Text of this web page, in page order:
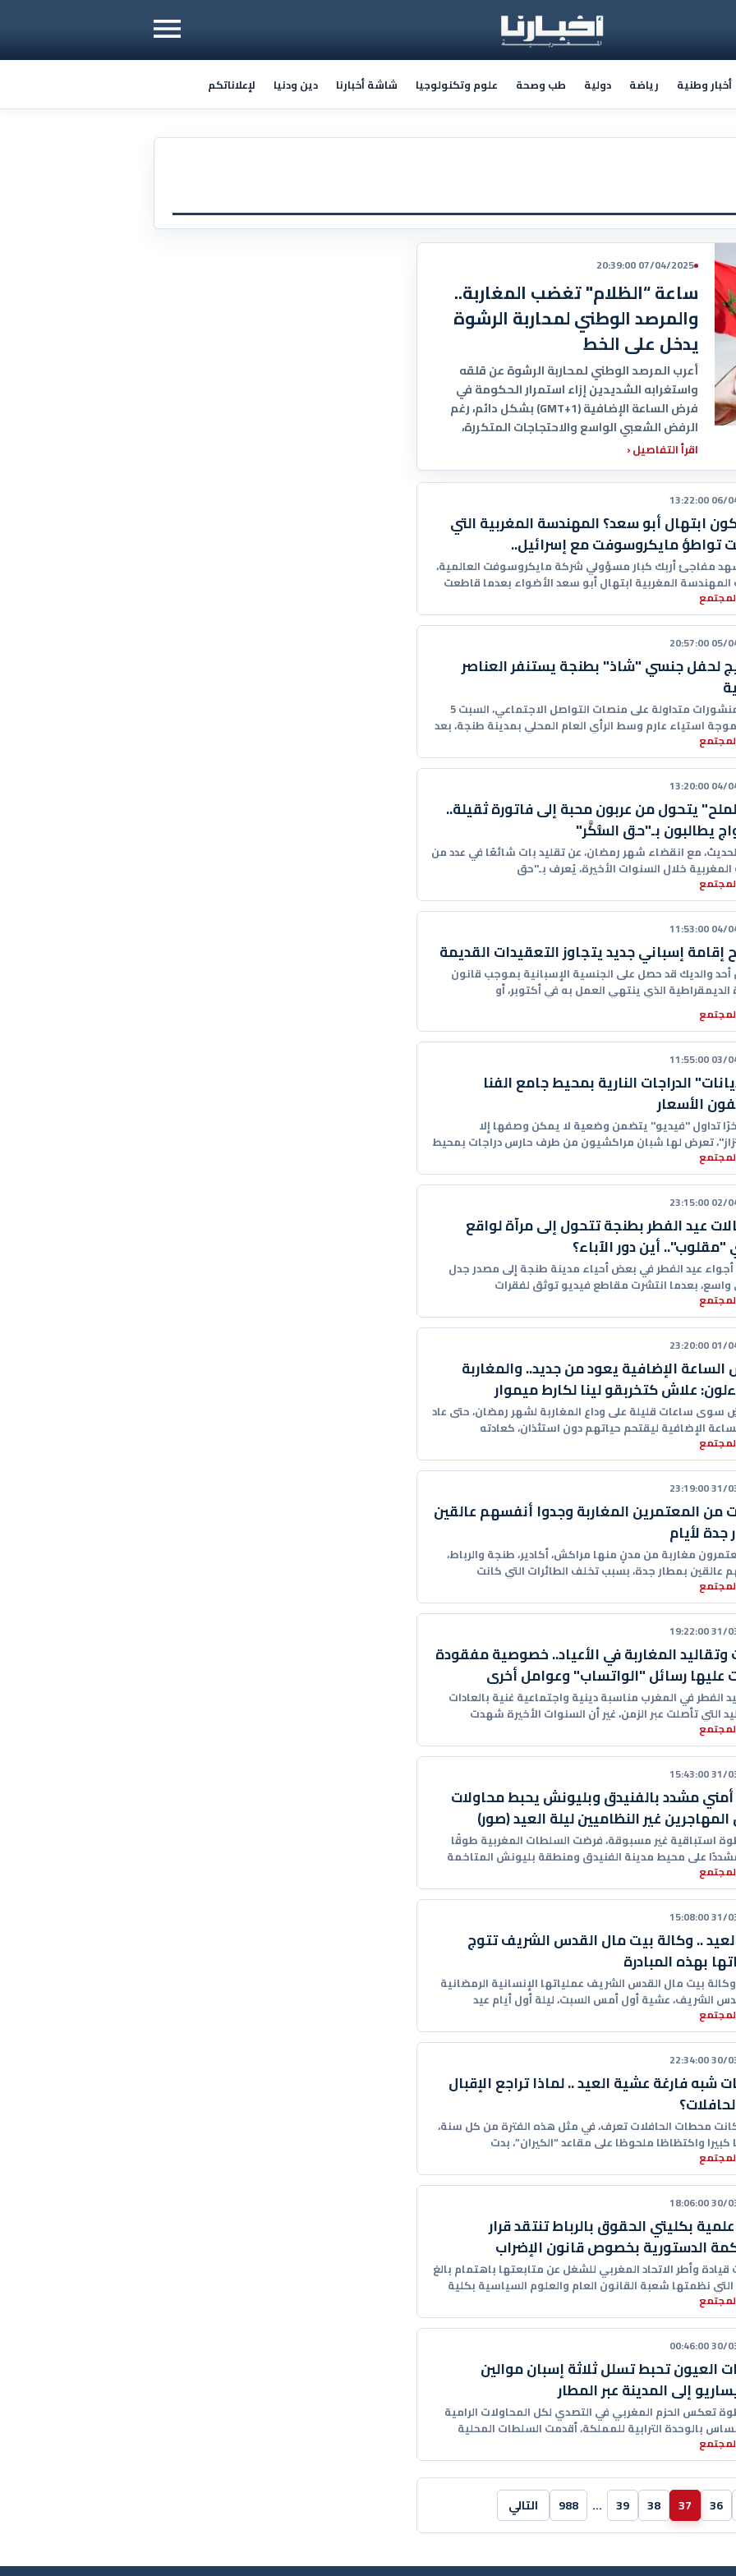
أخبار وطنية رياضة دولية طب وصحة علوم وتكنولوجيا شاشة أخبارنا دين ودنيا لإعلاناتكم
07/04/2025 20:39:00
ساعة “الظلام" تغضب المغاربة..
والمرصد الوطني لمحاربة الرشوة
يدخل على الخط
أعرب المرصد الوطني لمحاربة الرشوة عن قلقه
واستغرابه الشديدين إزاء استمرار الحكومة في
فرض الساعة الإضافية (GMT+1) بشكل دائم، رغم
الرفض الشعبي الواسع والاحتجاجات المتكررة،
اقرأ التفاصيل‹
06/04/
ابتهال أبو سعد؟ المهندسة المغربية التي
تواطؤ مايكروسوفت مع إسرائيل..
مفاجئ أربك كبار مسؤولي شركة مايكروسوفت العالمية،
المغربية ابتهال أبو سعد الأضواء بعدما قاطعت
ضخما
05/04/
لحفل جنسي "شاذ" بطنجة يستنفر العناصر
أثارت منشورات متداولة على منصات التواصل الاجتماعي، السبت 5
موجة استياء عارم وسط الرأي العام المحلي بمدينة طنجة، بعد
04/04/
يتحول من عربون محبة إلى فاتورة ثقيلة..
يطالبون بـ"حق السُّكَّر"
مع انقضاء شهر رمضان، عن تقليد بات شائعًا في عدد من
المغربية خلال السنوات الأخيرة، يُعرف بـ"حق
04/04/
إقامة إسباني جديد يتجاوز التعقيدات القديمة
أحد والديك قد حصل على الجنسية الإسبانية بموجب قانون
الديمقراطية الذي ينتهي العمل به في أكتوبر، أو
03/04/
الدراجات النارية بمحيط جامع الفنا
الأسعار
تداول "فيديو" يتضمن وضعية لا يمكن وصفها إلا
تعرض لها شبان مراكشيون من طرف حارس دراجات بمحيط
02/04/
عيد الفطر بطنجة تتحول إلى مرآة لواقع
"مقلوب".. أين دور الآباء؟
عيد الفطر في بعض أحياء مدينة طنجة إلى مصدر جدل
واسع، بعدما انتشرت مقاطع فيديو توثق لفقرات
01/04/
الإضافية يعود من جديد.. والمغاربة
علاش كتخربقو لينا لكارط ميموار
سوى ساعات قليلة على وداع المغاربة لشهر رمضان، حتى عاد
الإضافية ليقتحم حياتهم دون استئذان، كعادته
31/03/
من المعتمرين المغاربة وجدوا أنفسهم عالقين
جدة لأيام
مغاربة من مدنٍ منها مراكش، أكادير، طنجة والرباط،
عالقين بمطار جدة، بسبب تخلف الطائرات التي كانت
31/03/
وتقاليد المغاربة في الأعياد.. خصوصية مفقودة
عليها رسائل "الواتساب" وعوامل أخرى
الفطر في المغرب مناسبة دينية واجتماعية غنية بالعادات
التي تأصلت عبر الزمن، غير أن السنوات الأخيرة شهدت
31/03/
مشدد بالفنيدق وبليونش يحبط محاولات
غير النظاميين ليلة العيد (صور)
استباقية غير مسبوقة، فرضت السلطات المغربية طوقًا
على محيط مدينة الفنيدق ومنطقة بليونش المتاخمة
31/03/
.. وكالة بيت مال القدس الشريف تتوج
بهذه المبادرة
بيت مال القدس الشريف عملياتها الإنسانية الرمضانية
الشريف، عشية أول أمس السبت، ليلة أول أيام عيد
30/03/
شبه فارغة عشية العيد .. لماذا تراجع الإقبال
محطات الحافلات تعرف، في مثل هذه الفترة من كل سنة،
كبيرا واكتظاظا ملحوظا على مقاعد “الكيران”، بدت
30/03/
بكليتي الحقوق بالرباط تنتقد قرار
الدستورية بخصوص قانون الإضراب
وأطر الاتحاد المغربي للشغل عن متابعتها باهتمام بالغ
التي نظمتها شعبة القانون العام والعلوم السياسية بكلية
30/03/
العيون تحبط تسلل ثلاثة إسبان موالين
إلى المدينة عبر المطار
تعكس الحزم المغربي في التصدي لكل المحاولات الرامية
بالوحدة الترابية للمملكة، أقدمت السلطات المحلية
36
37
38
39
…
988 التالي